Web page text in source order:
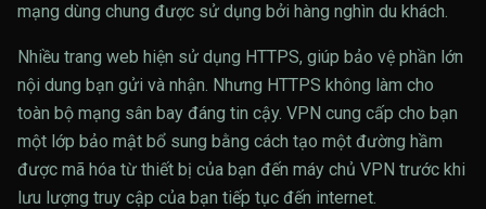
mạng dùng chung được sử dụng bởi hàng nghìn du khách.
Nhiều trang web hiện sử dụng HTTPS, giúp bảo vệ phần lớn
nội dung bạn gửi và nhận. Nhưng HTTPS không làm cho
toàn bộ mạng sân bay đáng tin cậy. VPN cung cấp cho bạn
một lớp bảo mật bổ sung bằng cách tạo một đường hầm
được mã hóa từ thiết bị của bạn đến máy chủ VPN trước khi
lưu lượng truy cập của bạn tiếp tục đến internet.